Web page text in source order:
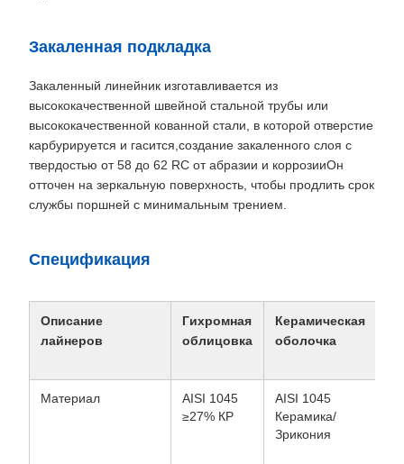
Закаленная подкладка
Закаленный линейник изготавливается из
высококачественной швейной стальной трубы или
высококачественной кованной стали, в которой отверстие
карбурируется и гасится,создание закаленного слоя с
твердостью от 58 до 62 RC от абразии и коррозииОн
отточен на зеркальную поверхность, чтобы продлить срок
службы поршней с минимальным трением.
Спецификация
Описание
лайнеров
Гихромная
облицовка
Керамическая
оболочка
Материал
AISI 1045
≥27% КР
AISI 1045
Керамика/
Зрикония